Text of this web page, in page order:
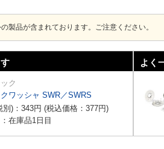
製品が含まれております。ご注意ください。
ク
ワッシャ SWR／SWRS
)： 343円 (税込価格： 377円)
在庫品1日目
よく